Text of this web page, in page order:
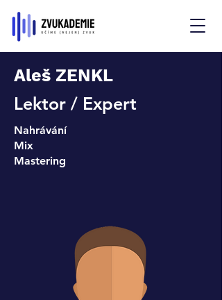
Aleš ZENKL
Lektor / Expert
Nahrávání
Mix
Mastering